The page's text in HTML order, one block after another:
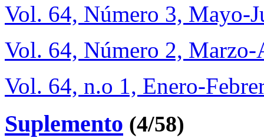
Vol. 64, Número 3, Mayo-
Vol. 64, Número 2,
Vol. 64, n.o 1, Enero-
Suplemento (4/58)